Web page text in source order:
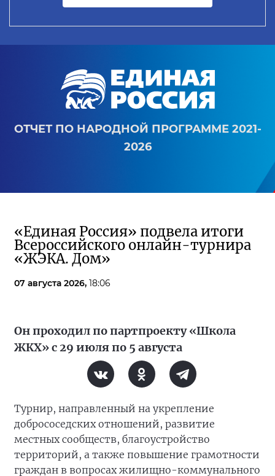
ОТЧЕТ ПО НАРОДНОЙ ПРОГРАММЕ 2021-
2026
«Единая Россия» подвела итоги
Всероссийского онлайн-турнира
«ЖЭКА. Дом»
07 августа 2026, 18:06
Он проходил по партпроекту «Школа
ЖКХ» с 29 июля по 5 августа
Турнир, направленный на укрепление
добрососедских отношений, развитие
местных сообществ, благоустройство
территорий, а также повышение грамотности
граждан в вопросах жилищно-коммунального